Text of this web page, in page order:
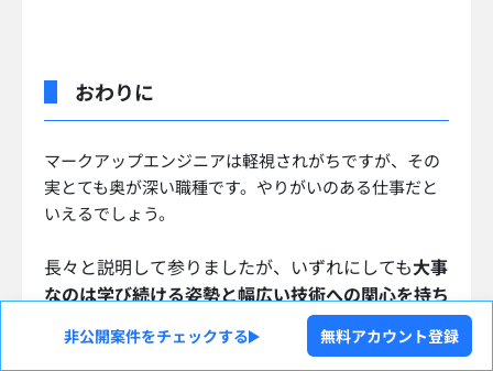
おわりに
マークアップエンジニアは軽視されがちですが、その
実とても奥が深い職種です。やりがいのある仕事だと
いえるでしょう。
長々と説明して参りましたが、いずれにしても大事
なのは学び続ける姿勢と幅広い技術への関心を持ち
非公開案件をチェックする 無料アカウント登録